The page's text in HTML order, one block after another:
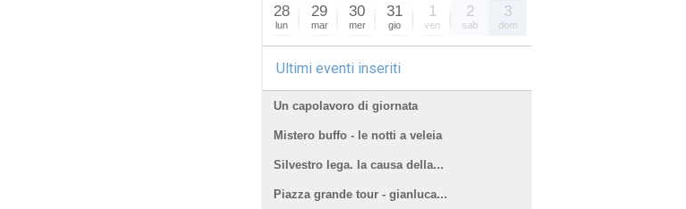
28
lun
29
mar
30
mer
31
gio
1
ven
2
sab
3
dom
Ultimi eventi inseriti
Un capolavoro di giornata
Mistero buffo - le notti a veleia
Silvestro lega. la causa della...
Piazza grande tour - gianluca...